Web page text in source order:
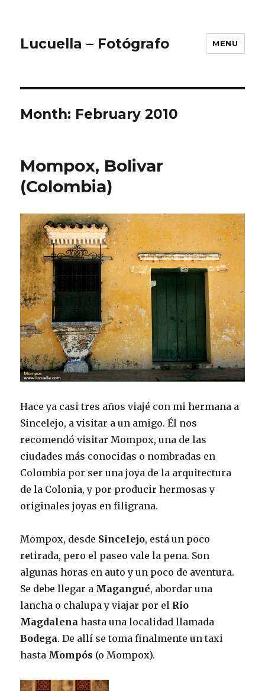
Lucuella – Fotógrafo MENU
Month: February 2010
Mompox, Bolivar
(Colombia)
Hace ya casi tres años viajé con mi hermana a
Sincelejo, a visitar a un amigo. Él nos
recomendó visitar Mompox, una de las
ciudades más conocidas o nombradas en
Colombia por ser una joya de la arquitectura
de la Colonia, y por producir hermosas y
originales joyas en filigrana.
Mompox, desde Sincelejo, está un poco
retirada, pero el paseo vale la pena. Son
algunas horas en auto y un poco de aventura.
Se debe llegar a Magangué, abordar una
lancha o chalupa y viajar por el Rio
Magdalena hasta una localidad llamada
Bodega. De allí se toma finalmente un taxi
hasta Mompós (o Mompox).